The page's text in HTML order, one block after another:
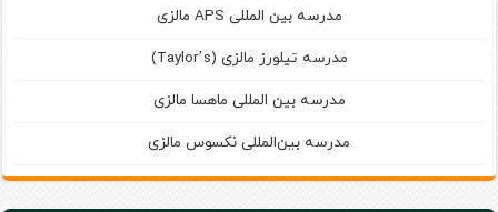
مدرسه بین‌ المللی APS مالزی
مدرسه تیلورز مالزی (Taylor’s)
مدرسه بین المللی ماهسا مالزی
مدرسه بين‌المللی نكسوس مالزی